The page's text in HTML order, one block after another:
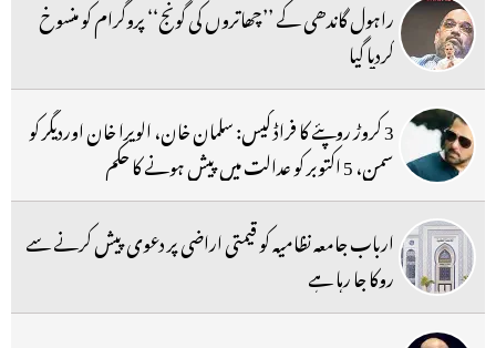
راہول گاندھی کے ’’چھاتروں کی گونج‘‘ پروگرام کو منسوخ
کردیا گیا
3 کروڑ روپئے کا فراڈ کیس: سلمان خان، الویرا خان اوردیگر کو
سمن، 5 اکتوبر کو عدالت میں پیش ہونے کا حکم
ارباب جامعہ نظامیہ کو قیمتی اراضی پر دعوی پیش کرنے سے
روکا جا رہا ہے